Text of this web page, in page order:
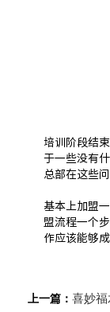
培训阶段结
于一些没有
总部在这些
基本上加盟
盟流程一个
作应该能够
上一篇： 喜妙